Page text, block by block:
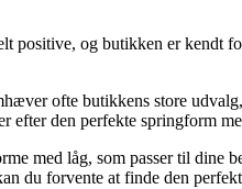
positive, og butikken er kendt
ofte butikkens store
efter den perfekte springform
med låg, som passer til dine
du forvente at finde den